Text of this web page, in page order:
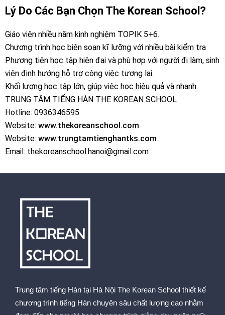
Lý Do Các Bạn Chọn The Korean School?
Giáo viên nhiều năm kinh nghiệm TOPIK 5+6.
Chương trình học biên soạn kĩ lưỡng với nhiều bài kiểm tra
Phương tiện học tập hiện đại và phù hợp với người đi làm, sinh
viên định hướng hỗ trợ công việc tương lai.
Khối lượng học tập lớn, giúp việc học hiệu quả và nhanh.
TRUNG TÂM TIẾNG HÀN THE KOREAN SCHOOL
Hotline: 0936346595
Website: www.thekoreanschool.com
Website: www.trungtamtienghantks.com
Email: thekoreanschool.hanoi@gmail.com
Trung tâm tiếng Hàn tại Hà Nội The Korean School thiết kế
chương trình tiếng Hàn chuyên sâu chất lượng cao nhằm